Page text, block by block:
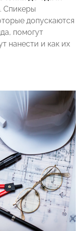
. Спикеры
допускаются
помогут
нанести и как их